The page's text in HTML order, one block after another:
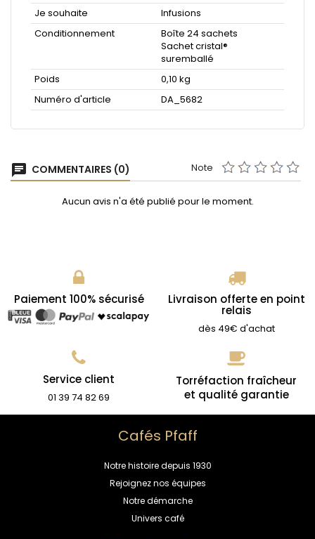
Je souhaite
Infusions
Conditionnement
Boîte 24 sachets
Sachet cristal®
suremballé
Poids
0,10 kg
Numéro d'article
DA_5682
chat COMMENTAIRES (0) Note
Aucun avis n'a été publié pour le moment.
Paiement 100% sécurisé Livraison offerte en point
relais
dès 49€ d'achat
Service client
01 39 74 82 69
Torréfaction fraîcheur
et qualité garantie
Cafés Pfaff
Notre histoire depuis 1930
Rejoignez nos équipes
Notre démarche
Univers café